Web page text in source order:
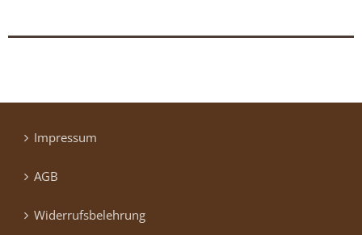
Impressum
AGB
Widerrufsbelehrung